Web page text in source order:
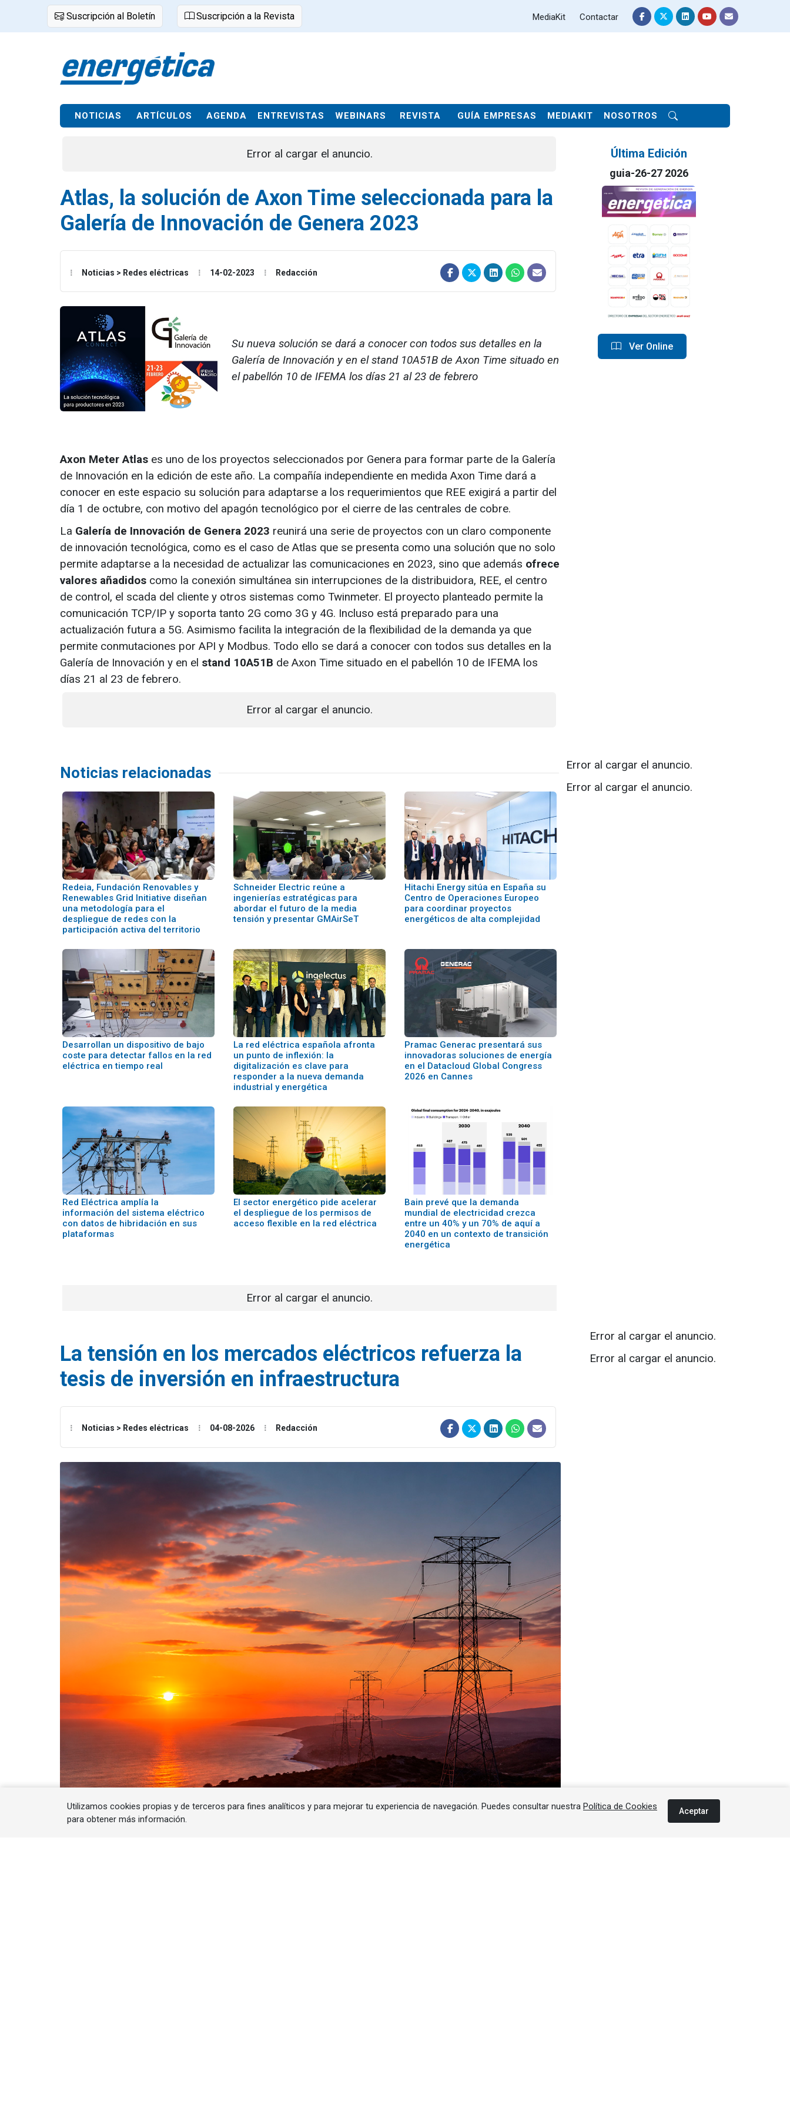
Utilizamos cookies propias y de terceros para fines analíticos y para mejorar tu experiencia de navegación. Puedes consultar nuestra Política de Cookies
para obtener más información.
Aceptar
Suscripción al Boletín Suscripción a la Revista MediaKit Contactar
NOTICIAS ARTÍCULOS AGENDA ENTREVISTAS WEBINARS REVISTA GUÍA EMPRESAS MEDIAKIT NOSOTROS
Error al cargar el anuncio.
Atlas, la solución de Axon Time seleccionada para la
Galería de Innovación de Genera 2023
Noticias > Redes eléctricas 14-02-2023 Redacción
Su nueva solución se dará a conocer con todos sus detalles en la
Galería de Innovación y en el stand 10A51B de Axon Time situado en
el pabellón 10 de IFEMA los días 21 al 23 de febrero
Última Edición
guia-26-27 2026
Ver Online
Axon Meter Atlas es uno de los proyectos seleccionados por Genera para formar parte de la Galería
de Innovación en la edición de este año. La compañía independiente en medida Axon Time dará a
conocer en este espacio su solución para adaptarse a los requerimientos que REE exigirá a partir del
día 1 de octubre, con motivo del apagón tecnológico por el cierre de las centrales de cobre.
La Galería de Innovación de Genera 2023 reunirá una serie de proyectos con un claro componente
de innovación tecnológica, como es el caso de Atlas que se presenta como una solución que no solo
permite adaptarse a la necesidad de actualizar las comunicaciones en 2023, sino que además ofrece
valores añadidos como la conexión simultánea sin interrupciones de la distribuidora, REE, el centro
de control, el scada del cliente y otros sistemas como Twinmeter. El proyecto planteado permite la
comunicación TCP/IP y soporta tanto 2G como 3G y 4G. Incluso está preparado para una
actualización futura a 5G. Asimismo facilita la integración de la flexibilidad de la demanda ya que
permite conmutaciones por API y Modbus. Todo ello se dará a conocer con todos sus detalles en la
Galería de Innovación y en el stand 10A51B de Axon Time situado en el pabellón 10 de IFEMA los
días 21 al 23 de febrero.
Error al cargar el anuncio.
Noticias relacionadas
Redeia, Fundación Renovables y
Renewables Grid Initiative diseñan
una metodología para el
despliegue de redes con la
participación activa del territorio
Schneider Electric reúne a
ingenierías estratégicas para
abordar el futuro de la media
tensión y presentar GMAirSeT
Hitachi Energy sitúa en España su
Centro de Operaciones Europeo
para coordinar proyectos
energéticos de alta complejidad
Desarrollan un dispositivo de bajo
coste para detectar fallos en la red
eléctrica en tiempo real
La red eléctrica española afronta
un punto de inflexión: la
digitalización es clave para
responder a la nueva demanda
industrial y energética
Pramac Generac presentará sus
innovadoras soluciones de energía
en el Datacloud Global Congress
2026 en Cannes
Red Eléctrica amplía la
información del sistema eléctrico
con datos de hibridación en sus
plataformas
El sector energético pide acelerar
el despliegue de los permisos de
acceso flexible en la red eléctrica
Bain prevé que la demanda
mundial de electricidad crezca
entre un 40% y un 70% de aquí a
2040 en un contexto de transición
energética
Error al cargar el anuncio.
Error al cargar el anuncio.
Error al cargar el anuncio.
La tensión en los mercados eléctricos refuerza la
tesis de inversión en infraestructura
Noticias > Redes eléctricas 04-08-2026 Redacción
Error al cargar el anuncio.
Error al cargar el anuncio.